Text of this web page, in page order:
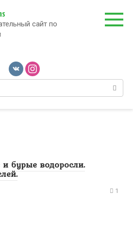
сайт по
бурые водоросли.
1